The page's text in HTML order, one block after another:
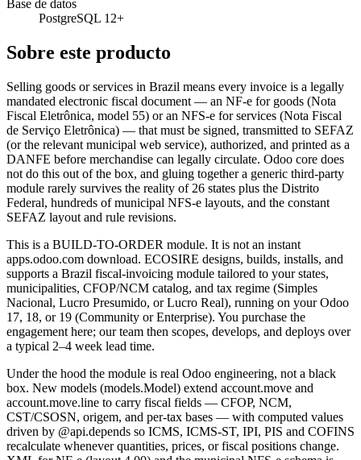
Base de datos
PostgreSQL 12+
Sobre este producto
Selling goods or services in Brazil means every invoice is a legally
mandated electronic fiscal document — an NF-e for goods (Nota
Fiscal Eletrônica, model 55) or an NFS-e for services (Nota Fiscal
de Serviço Eletrônica) — that must be signed, transmitted to SEFAZ
(or the relevant municipal web service), authorized, and printed as a
DANFE before merchandise can legally circulate. Odoo core does
not do this out of the box, and gluing together a generic third-party
module rarely survives the reality of 26 states plus the Distrito
Federal, hundreds of municipal NFS-e layouts, and the constant
SEFAZ layout and rule revisions.
This is a BUILD-TO-ORDER module. It is not an instant
apps.odoo.com download. ECOSIRE designs, builds, installs, and
supports a Brazil fiscal-invoicing module tailored to your states,
municipalities, CFOP/NCM catalog, and tax regime (Simples
Nacional, Lucro Presumido, or Lucro Real), running on your Odoo
17, 18, or 19 (Community or Enterprise). You purchase the
engagement here; our team then scopes, develops, and deploys over
a typical 2–4 week lead time.
Under the hood the module is real Odoo engineering, not a black
box. New models (models.Model) extend account.move and
account.move.line to carry fiscal fields — CFOP, NCM,
CST/CSOSN, origem, and per-tax bases — with computed values
driven by @api.depends so ICMS, ICMS-ST, IPI, PIS and COFINS
recalculate whenever quantities, prices, or fiscal positions change.